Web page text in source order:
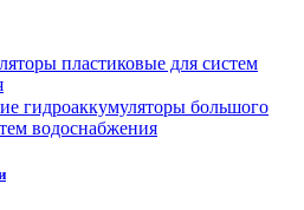
пластиковые для систем
гидроаккумуляторы большого
водоснабжения